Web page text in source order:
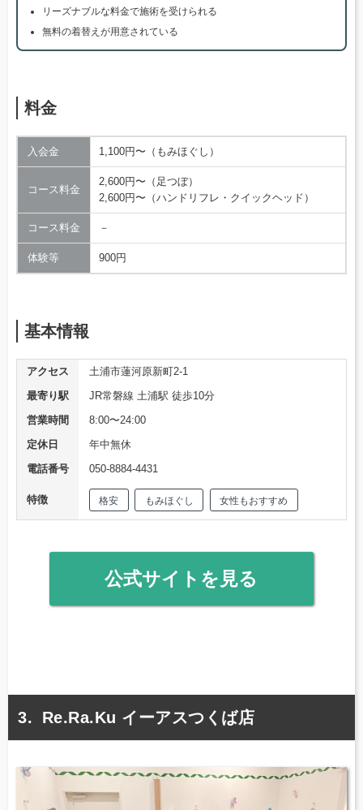
リーズナブルな料金で施術を受けられる
無料の着替えが用意されている
料金
入会金 1,100円〜（もみほぐし）
コース料金
2,600円〜（足つぼ）
2,600円〜（ハンドリフレ・クイックヘッド）
コース料金 －
体験等 900円
基本情報
アクセス
土浦市蓮河原新町2-1
最寄り駅
JR常磐線 土浦駅 徒歩10分
営業時間
8:00〜24:00
定休日
年中無休
電話番号
050-8884-4431
特徴 格安 もみほぐし 女性もおすすめ
公式サイトを見る
Re.Ra.Ku イーアスつくば店